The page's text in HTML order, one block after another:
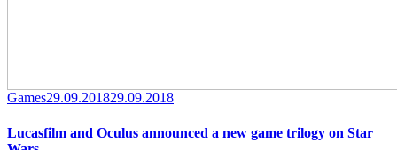
Category
GamesPosted
29.09.201829.09.2018
Lucasfilm and Oculus announced a new game trilogy on Star